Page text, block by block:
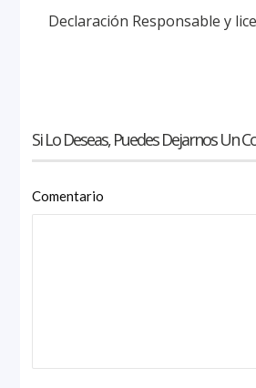
Declaración Responsable y
Si Lo Deseas, Puedes Dejarnos Un
Comentario